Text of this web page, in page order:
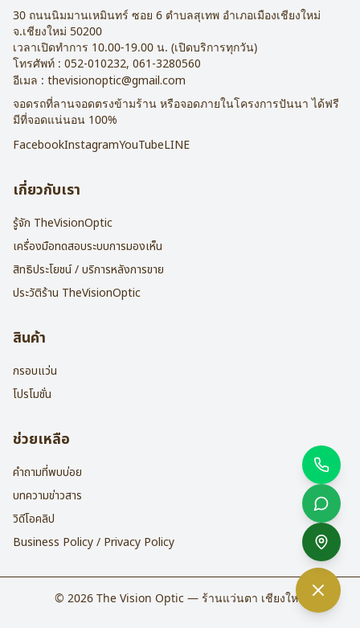
30 ถนนนิมมานเหมินทร์ ซอย 6 ตำบลสุเทพ อำเภอเมืองเชียงใหม่
จ.เชียงใหม่ 50200
เวลาเปิดทำการ 10.00-19.00 น. (เปิดบริการทุกวัน)
โทรศัพท์ : 052-010232, 061-3280560
อีเมล : thevisionoptic@gmail.com
จอดรถที่ลานจอดตรงข้ามร้าน หรือจอดภายในโครงการปันนา ได้ฟรี
มีที่จอดแน่นอน 100%
FacebookInstagramYouTubeLINE
เกี่ยวกับเรา
รู้จัก TheVisionOptic
เครื่องมือทดสอบระบบการมองเห็น
สิทธิประโยชน์ / บริการหลังการขาย
ประวัติร้าน TheVisionOptic
สินค้า
กรอบแว่น
โปรโมชั่น
ช่วยเหลือ
คำถามที่พบบ่อย
บทความข่าวสาร
วิดีโอคลิป
Business Policy / Privacy Policy
© 2026 The Vision Optic — ร้านแว่นตา เชียงใหม่